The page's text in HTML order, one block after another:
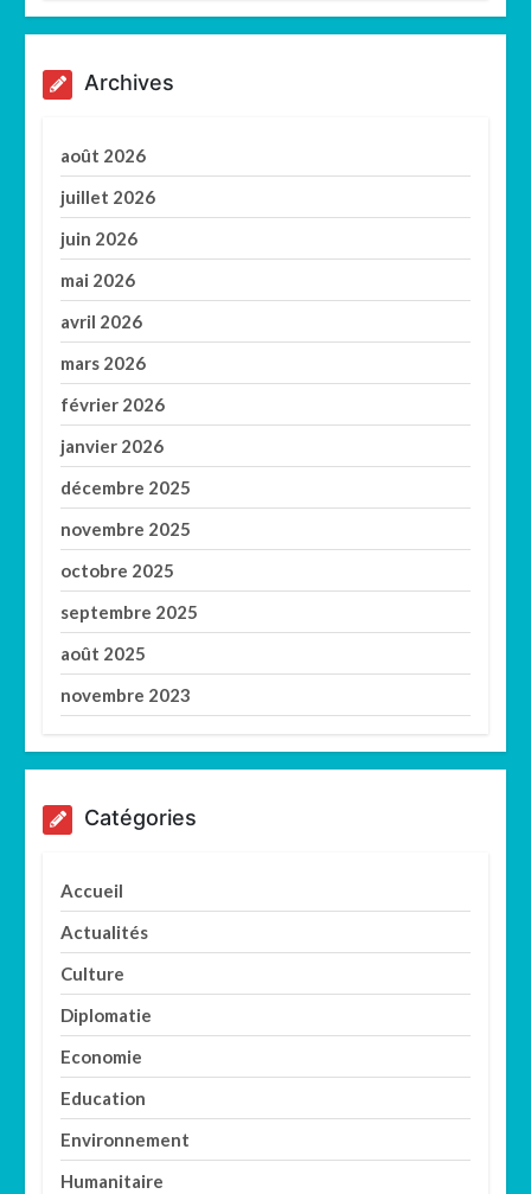
Archives
août 2026
juillet 2026
juin 2026
mai 2026
avril 2026
mars 2026
février 2026
janvier 2026
décembre 2025
novembre 2025
octobre 2025
septembre 2025
août 2025
novembre 2023
Catégories
Accueil
Actualités
Culture
Diplomatie
Economie
Education
Environnement
Humanitaire